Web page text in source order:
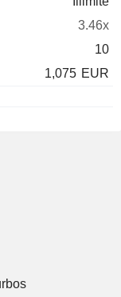
3.46x
10
1,075 EUR